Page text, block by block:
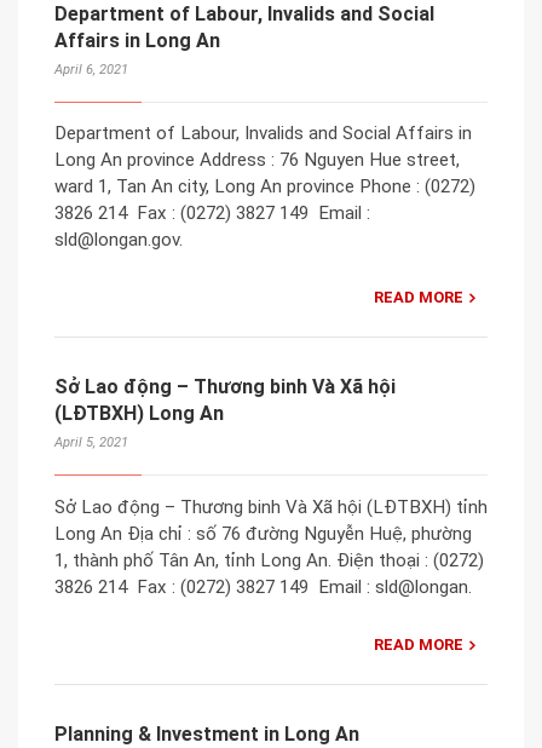
Department of Labour, Invalids and Social
Affairs in Long An
April 6, 2021
Department of Labour, Invalids and Social Affairs in
Long An province Address : ​76 Nguyen Hue street,
ward 1, Tan An city, Long An province Phone : (0272)
3826 214​ ​ Fax : (0272) 3827 149 ​ Email :
sld@longan.gov.
READ MORE
Sở Lao động – Thương binh Và Xã hội
(LĐTBXH) Long An
April 5, 2021
Sở Lao động – Thương binh Và Xã hội (LĐTBXH) tỉnh
Long An Địa chỉ : ​số 76 đường Nguyễn Huệ, phường
1, thành phố Tân An, tỉnh Long An. Điện thoại : (0272)
3826 214​ ​ Fax : (0272) 3827 149 ​ Email : sld@longan.
READ MORE
Planning & Investment in Long An